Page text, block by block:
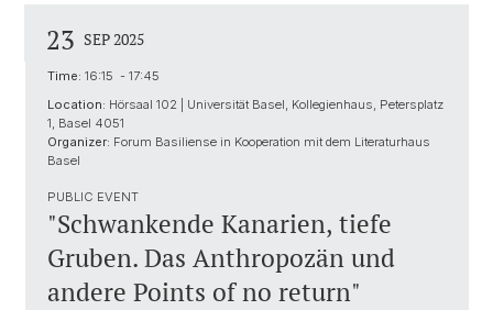
23 SEP 2025
Time: 16:15 - 17:45
Location: Hörsaal 102 | Universität Basel, Kollegienhaus, Petersplatz
1, Basel 4051
Organizer: Forum Basiliense in Kooperation mit dem Literaturhaus
Basel
PUBLIC EVENT
"Schwankende Kanarien, tiefe
Gruben. Das Anthropozän und
andere Points of no return"